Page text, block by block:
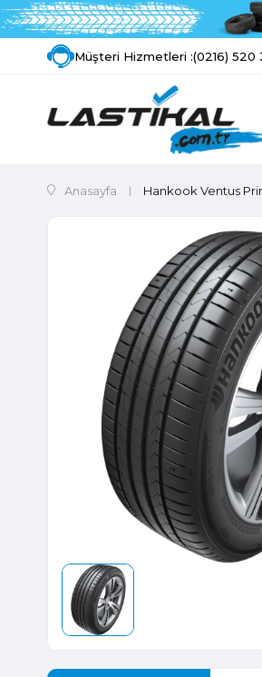
Müşteri Hizmetleri :(0216) 520
Anasayfa Hankook Ventus